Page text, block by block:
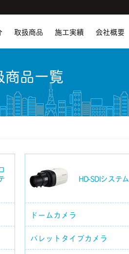
取扱商品 施工実績 会社概要
商品一覧
HD-SDIシステム
ドームカメラ
バレットタイプカメラ